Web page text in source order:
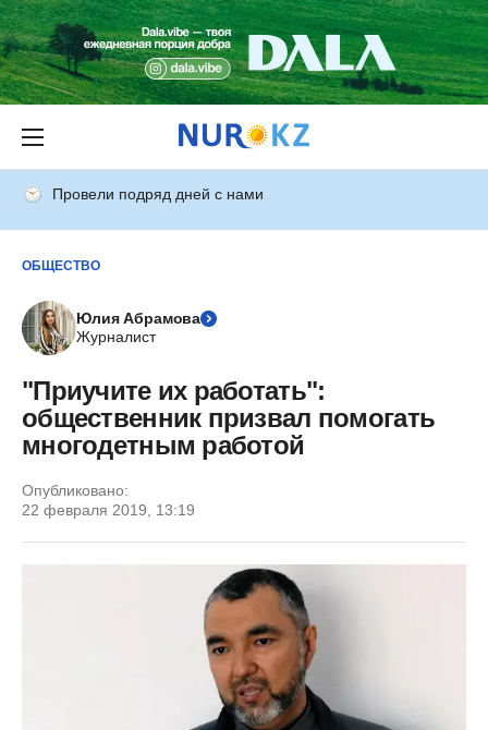
Провели подряд дней с нами
ОБЩЕСТВО
Юлия Абрамова
Журналист
"Приучите их работать":
общественник призвал помогать
многодетным работой
Опубликовано:
22 февраля 2019, 13:19